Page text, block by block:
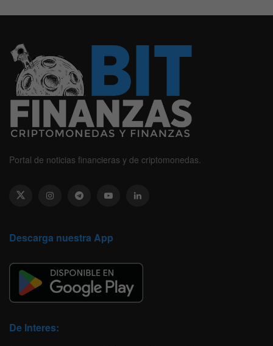
Portal de noticias financieras y de criptomonedas.
Descarga nuestra App
De Interes: